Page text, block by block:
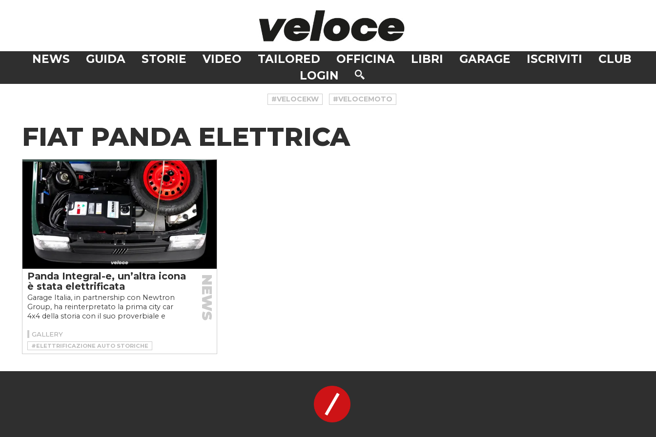
NEWS GUIDA STORIE VIDEO TAILORED OFFICINA LIBRI GARAGE ISCRIVITI
CLUB
LOGIN
#VELOCEKW #VELOCEMOTO
FIAT PANDA ELETTRICA
Panda Integral-e, un’altra icona
è stata elettrificata
Garage Italia, in partnership con Newtron
Group, ha reinterpretato la prima city car
4x4 della storia con il suo proverbiale e
NEWS
GALLERY
#ELETTRIFICAZIONE AUTO STORICHE
#FIAT PANDA
#FIAT PANDA 4X4